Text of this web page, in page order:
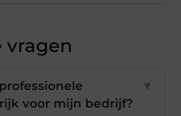
vragen
voor mijn bedrijf?
▼